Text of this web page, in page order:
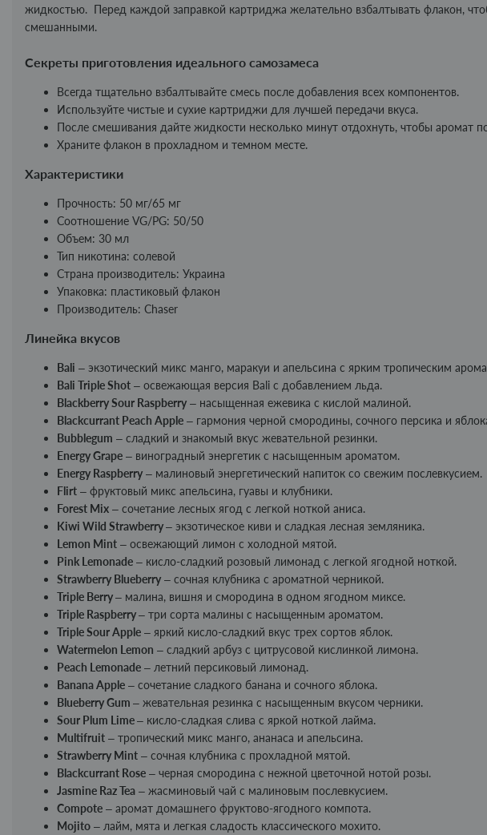
жидкостью. Перед каждой заправкой картриджа желательно взбалтывать флакон,
смешанными.
Секреты приготовления идеального самозамеса
Всегда тщательно взбалтывайте смесь после добавления всех компонентов.
Используйте чистые и сухие картриджи для лучшей передачи вкуса.
После смешивания дайте жидкости несколько минут отдохнуть, чтобы аромат
Храните флакон в прохладном и темном месте.
Характеристики
Прочность: 50 мг/65 мг
Соотношение VG/PG: 50/50
Объем: 30 мл
Тип никотина: солевой
Страна производитель: Украина
Упаковка: пластиковый флакон
Производитель: Chaser
Линейка вкусов
Bali – экзотический микс манго, маракуи и апельсина с ярким тропическим
Bali Triple Shot – освежающая версия Bali с добавлением льда.
Blackberry Sour Raspberry – насыщенная ежевика с кислой малиной.
Blackcurrant Peach Apple – гармония черной смородины, сочного персика и
Bubblegum – сладкий и знакомый вкус жевательной резинки.
Energy Grape – виноградный энергетик с насыщенным ароматом.
Energy Raspberry – малиновый энергетический напиток со свежим послевкусием.
Flirt – фруктовый микс апельсина, гуавы и клубники.
Forest Mix – сочетание лесных ягод с легкой ноткой аниса.
Kiwi Wild Strawberry– экзотическое киви и сладкая лесная земляника.
Lemon Mint – освежающий лимон с холодной мятой.
Pink Lemonade – кисло-сладкий розовый лимонад с легкой ягодной ноткой.
Strawberry Blueberry – сочная клубника с ароматной черникой.
Triple Berry– малина, вишня и смородина в одном ягодном миксе.
Triple Raspberry– три сорта малины с насыщенным ароматом.
Triple Sour Apple – яркий кисло-сладкий вкус трех сортов яблок.
Watermelon Lemon – сладкий арбуз с цитрусовой кислинкой лимона.
Peach Lemonade – летний персиковый лимонад.
Banana Apple – сочетание сладкого банана и сочного яблока.
Blueberry Gum – жевательная резинка с насыщенным вкусом черники.
Sour Plum Lime– кисло-сладкая слива с яркой ноткой лайма.
Multifruit – тропический микс манго, ананаса и апельсина.
Strawberry Mint – сочная клубника с прохладной мятой.
Blackcurrant Rose – черная смородина с нежной цветочной нотой розы.
Jasmine Raz Tea – жасминовый чай с малиновым послевкусием.
Compote – аромат домашнего фруктово-ягодного компота.
Mojito – лайм, мята и легкая сладость классического мохито.